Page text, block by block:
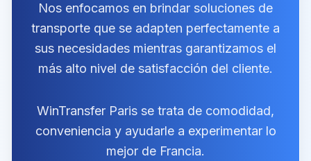
Nos enfocamos en brindar soluciones de
transporte que se adapten perfectamente a
sus necesidades mientras garantizamos el
más alto nivel de satisfacción del cliente.
WinTransfer Paris se trata de comodidad,
conveniencia y ayudarle a experimentar lo
mejor de Francia.